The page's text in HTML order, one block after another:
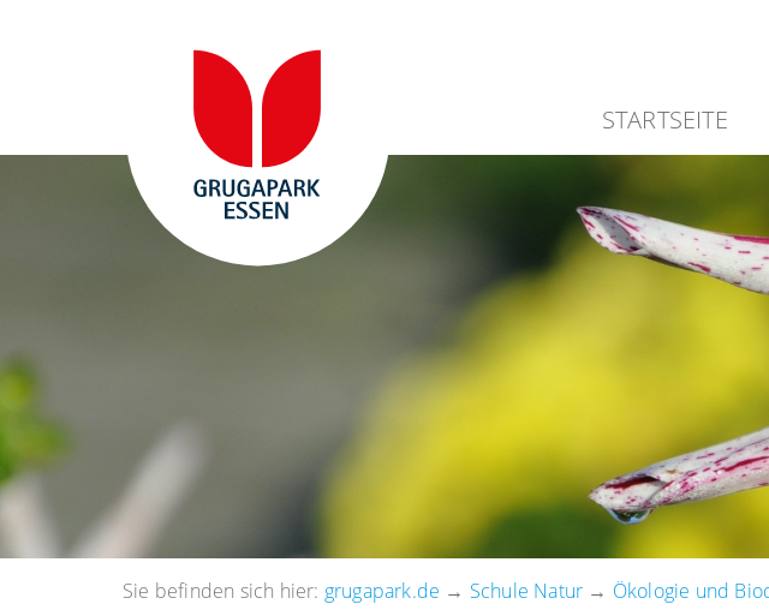
STARTSEITE
Sie befinden sich hier: grugapark.de → Schule Natur → Ökologie und